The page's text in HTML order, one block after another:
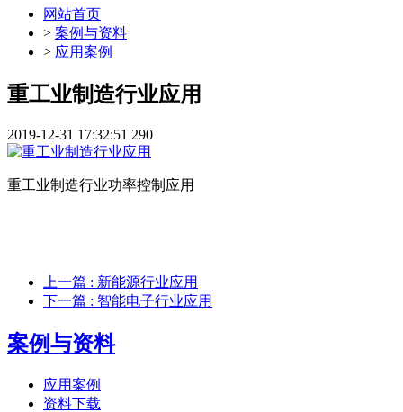
网站首页
> 案例与资料
> 应用案例
重工业制造行业应用
2019-12-31 17:32:51 290
重工业制造行业功率控制应用
上一篇 : 新能源行业应用
下一篇 : 智能电子行业应用
案例与资料
应用案例
资料下载